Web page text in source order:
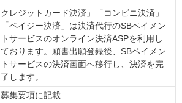
クレジットカード決済」「コンビニ決済」
「ペイジー決済」は決済代行のSBペイメン
トサービスのオンライン決済ASPを利用し
ております。願書出願登録後、SBペイメン
トサービスの決済画面へ移行し、決済を完
了します。
募集要項に記載